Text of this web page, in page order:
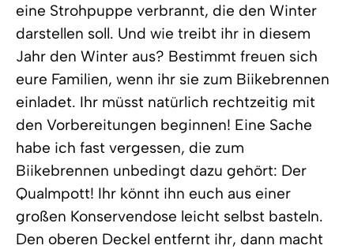
eine Strohpuppe verbrannt, die den Winter
darstellen soll. Und wie treibt ihr in diesem
Jahr den Winter aus? Bestimmt freuen sich
eure Familien, wenn ihr sie zum Biikebrennen
einladet. Ihr müsst natürlich rechtzeitig mit
den Vorbereitungen beginnen! Eine Sache
habe ich fast vergessen, die zum
Biikebrennen unbedingt dazu gehört: Der
Qualmpott! Ihr könnt ihn euch aus einer
großen Konservendose leicht selbst basteln.
Den oberen Deckel entfernt ihr, dann macht